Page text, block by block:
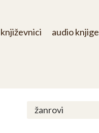
književnici audio knjige
žanrovi